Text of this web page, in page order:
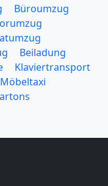
Büroumzug
Beiladung
Klaviertransport
Möbeltaxi